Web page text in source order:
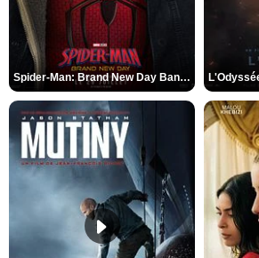
Spider-Man: Brand New Day Bande-annonce VO STFR